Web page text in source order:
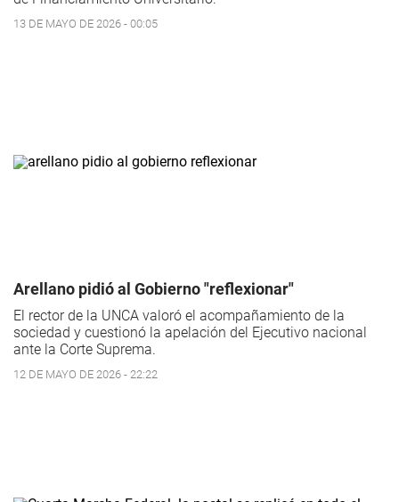
13 DE MAYO DE 2026 - 00:05
Arellano pidió al Gobierno "reflexionar"
El rector de la UNCA valoró el acompañamiento de la
sociedad y cuestionó la apelación del Ejecutivo nacional
ante la Corte Suprema.
12 DE MAYO DE 2026 - 22:22